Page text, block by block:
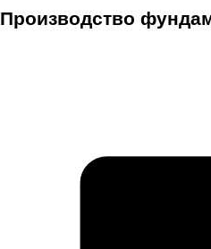
Производство